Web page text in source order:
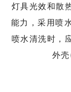
灯具光效和散
能力，采用喷
喷水清洗时，
外